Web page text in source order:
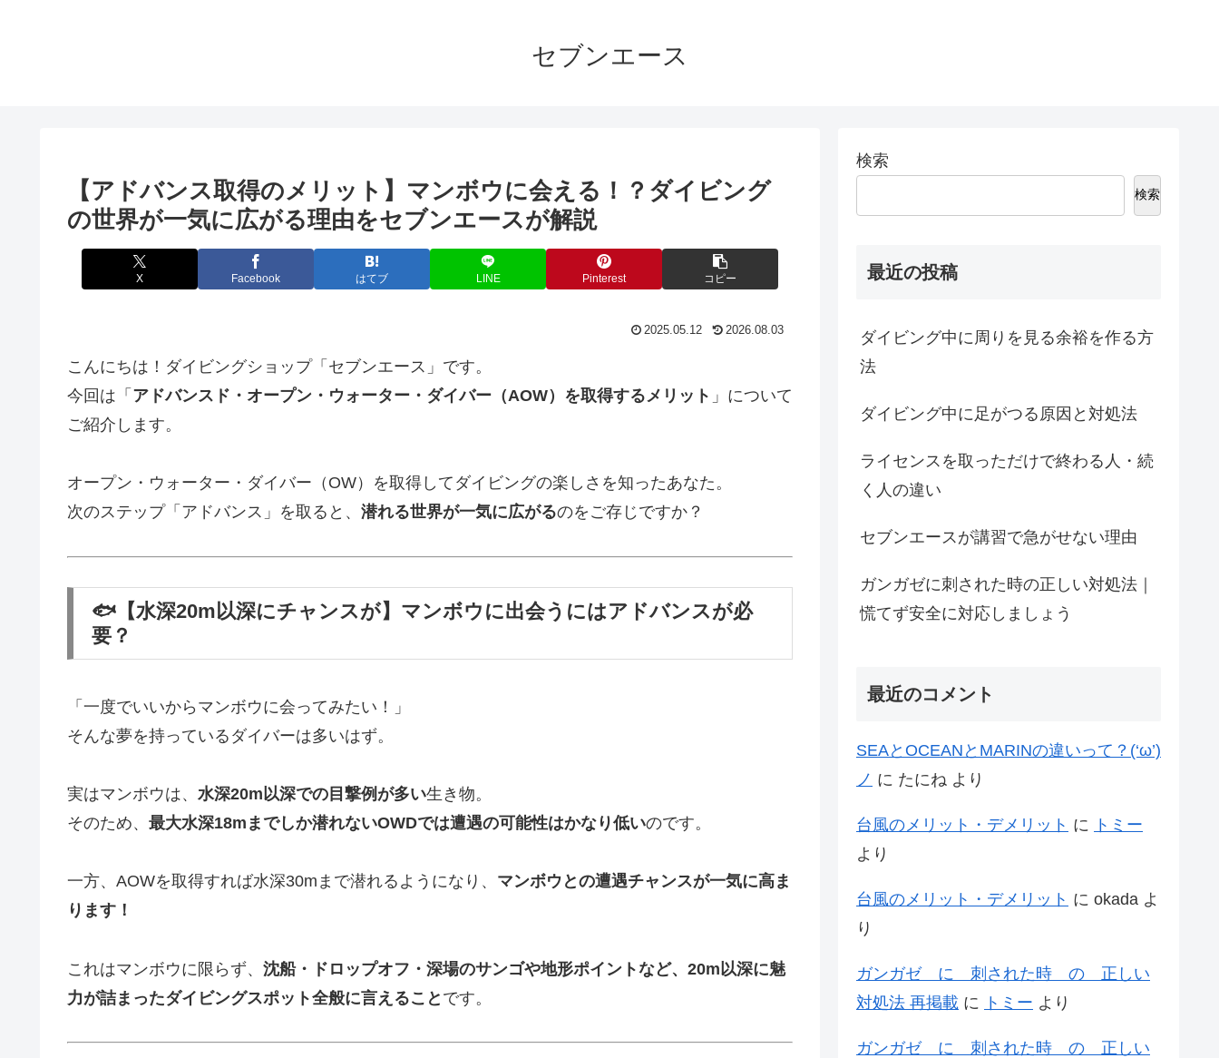
セブンエース
【アドバンス取得のメリット】マンボウに会える！？ダイビング
の世界が一気に広がる理由をセブンエースが解説
X Facebook はてブ LINE Pinterest コピー
2025.05.12 2026.08.03
こんにちは！ダイビングショップ「セブンエース」です。
今回は「 アドバンスド・オープン・ウォーター・ダイバー（AOW）を取得するメリット 」について
ご紹介します。
オープン・ウォーター・ダイバー（OW）を取得してダイビングの楽しさを知ったあなた。
次のステップ「アドバンス」を取ると、 潜れる世界が一気に広がるのをご存じですか？
🐟【水深20m以深にチャンスが】マンボウに出会うにはアドバンスが必
要？
「一度でいいからマンボウに会ってみたい！」
そんな夢を持っているダイバーは多いはず。
実はマンボウは、 水深20m以深での目撃例が多い生き物。
そのため、 最大水深18mまでしか潜れないOWDでは遭遇の可能性はかなり低いのです。
一方、AOWを取得すれば水深30mまで潜れるようになり、 マンボウとの遭遇チャンスが一気に高ま
ります！
これはマンボウに限らず、 沈船・ドロップオフ・深場のサンゴや地形ポイントなど、20m以深に魅
力が詰まったダイビングスポット全般に言えること です。
検索
検索
最近の投稿
ダイビング中に周りを見る余裕を作る方
法
ダイビング中に足がつる原因と対処法
ライセンスを取っただけで終わる人・続
く人の違い
セブンエースが講習で急がせない理由
ガンガゼに刺された時の正しい対処法｜
慌てず安全に対応しましょう
最近のコメント
SEAとOCEANとMARINの違いって？(‘ω’)
ノ に たにね より
台風のメリット・デメリット に
トミー
より
台風のメリット・デメリット に okada よ
り
ガンガゼ に 刺された時 の 正しい
対処法 再掲載 に トミー より
ガンガゼ に 刺された時 の 正しい